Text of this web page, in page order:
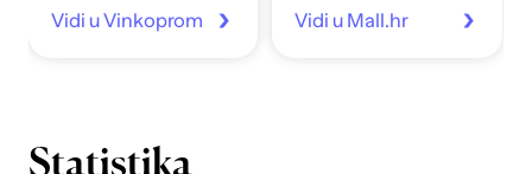
Vidi u Vinkoprom Vidi u Mall.hr
Statistika